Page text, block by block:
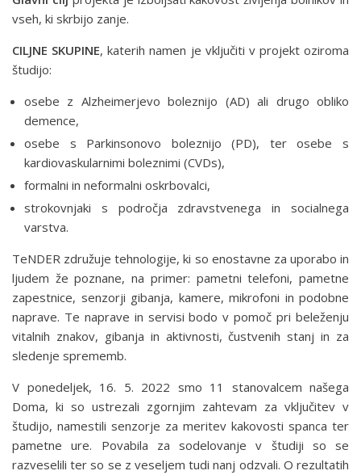
vseh, ki skrbijo zanje.
CILJNE SKUPINE, katerih namen je vključiti v projekt oziroma
študijo:
osebe z Alzheimerjevo boleznijo (AD) ali drugo obliko
demence,
osebe s Parkinsonovo boleznijo (PD), ter osebe s
kardiovaskularnimi boleznimi (CVDs),
formalni in neformalni oskrbovalci,
strokovnjaki s področja zdravstvenega in socialnega
varstva.
TeNDER združuje tehnologije, ki so enostavne za uporabo in
ljudem že poznane, na primer: pametni telefoni, pametne
zapestnice, senzorji gibanja, kamere, mikrofoni in podobne
naprave. Te naprave in servisi bodo v pomoč pri beleženju
vitalnih znakov, gibanja in aktivnosti, čustvenih stanj in za
sledenje sprememb.
V ponedeljek, 16. 5. 2022 smo 11 stanovalcem našega
Doma, ki so ustrezali zgornjim zahtevam za vključitev v
študijo, namestili senzorje za meritev kakovosti spanca ter
pametne ure. Povabila za sodelovanje v študiji so se
razveselili ter so se z veseljem tudi nanj odzvali. O rezultatih